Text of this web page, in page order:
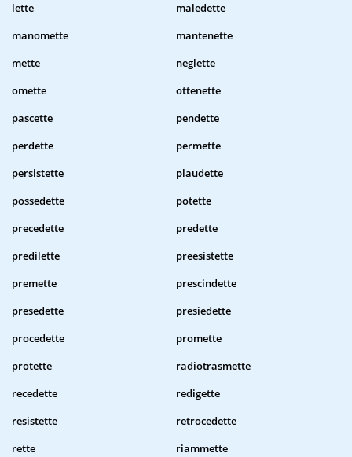
lette
maledette
manomette
mantenette
mette
neglette
omette
ottenette
pascette
pendette
perdette
permette
persistette
plaudette
possedette
potette
precedette
predette
predilette
preesistette
premette
prescindette
presedette
presiedette
procedette
promette
protette
radiotrasmette
recedette
redigette
resistette
retrocedette
rette
riammette